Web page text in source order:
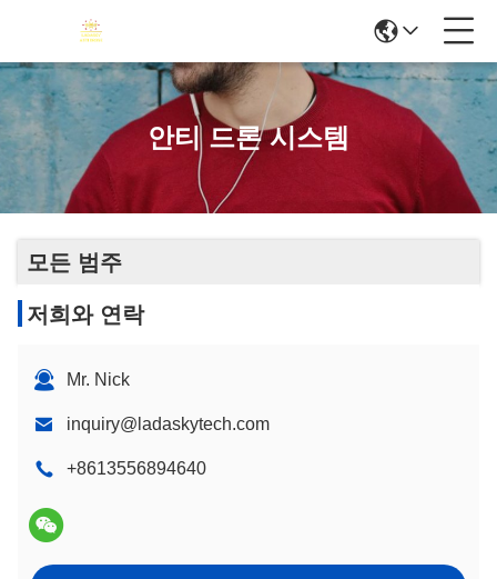
안티 드론 시스템
모든 범주
저희와 연락
Mr. Nick
inquiry@ladaskytech.com
+8613556894640